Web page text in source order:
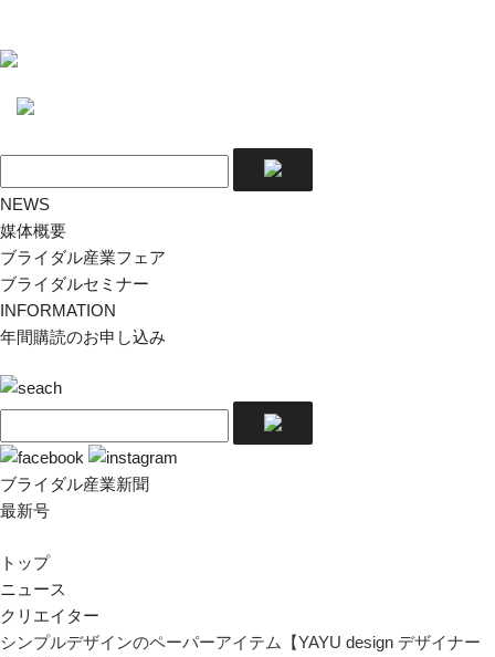
NEWS
媒体概要
ブライダル産業フェア
ブライダルセミナー
INFORMATION
年間購読のお申し込み
ブライダル産業新聞
最新号
トップ
ニュース
クリエイター
シンプルデザインのペーパーアイテム【YAYU design デザイナー